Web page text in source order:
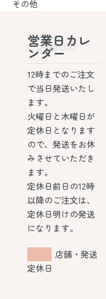
その他
Calendar
営業日カレ
ンダー
12時までのご注文
で当日発送いたし
ます。
火曜日と木曜日が
定休日となります
ので、発送をお休
みさせていただき
ます。
定休日前日の12時
以降のご注文は、
定休日明けの発送
になります。
店舗・発送
定休日